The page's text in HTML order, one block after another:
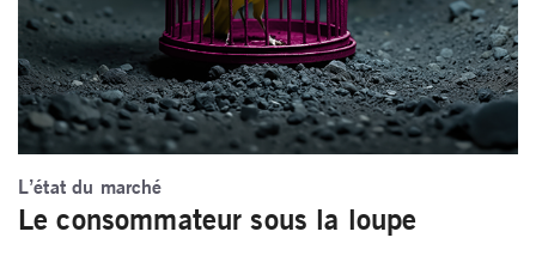
L’état du marché
Le consommateur sous la loupe